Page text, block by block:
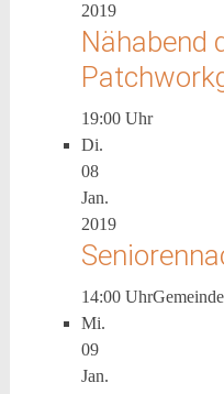
2019
Nähabend
19:00 Uhr
Di.
08
Jan.
2019
14:00 Uhr
Mi.
09
Jan.